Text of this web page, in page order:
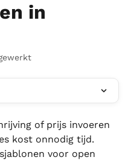
in
of prijs invoeren
kost onnodig tijd.
voor open